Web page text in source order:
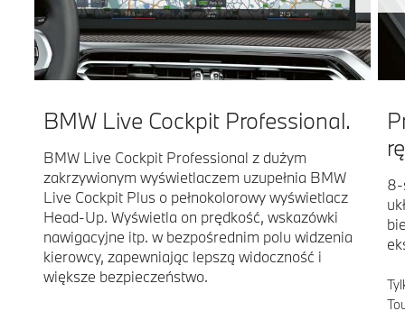
BMW Live Cockpit Professional.
BMW Live Cockpit Professional z dużym
zakrzywionym wyświetlaczem uzupełnia BMW
Live Cockpit Plus o pełnokolorowy wyświetlacz
Head-Up. Wyświetla on prędkość, wskazówki
nawigacyjne itp. w bezpośrednim polu widzenia
kierowcy, zapewniając lepszą widoczność i
większe bezpieczeństwo.
8-